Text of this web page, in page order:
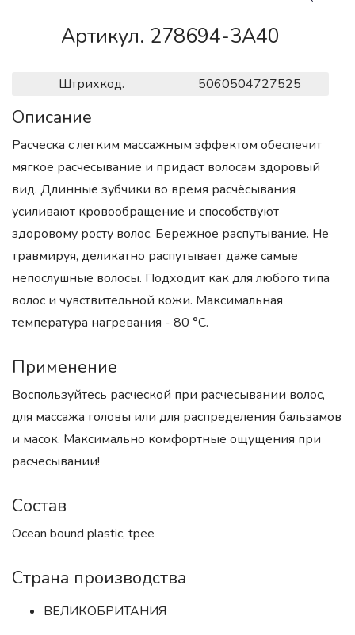
Артикул. 278694-3A40
Штрихкод. 5060504727525
Описание
Расческа с легким массажным эффектом обеспечит
мягкое расчесывание и придаст волосам здоровый
вид. Длинные зубчики во время расчёсывания
усиливают кровообращение и способствуют
здоровому росту волос. Бережное распутывание. Не
травмируя, деликатно распутывает даже самые
непослушные волосы. Подходит как для любого типа
волос и чувствительной кожи. Максимальная
температура нагревания - 80 °C.
Применение
Воспользуйтесь расческой при расчесывании волос,
для массажа головы или для распределения бальзамов
и масок. Максимально комфортные ощущения при
расчесывании!
Состав
Ocean bound plastic, tpee
Страна производства
ВЕЛИКОБРИТАНИЯ